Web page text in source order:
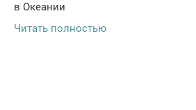
в Океании
Читать полностью